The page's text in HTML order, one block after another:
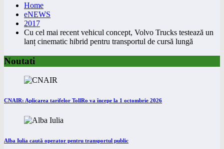
Home
eNEWS
2017
Cu cel mai recent vehicul concept, Volvo Trucks testează un
lanț cinematic hibrid pentru transportul de cursă lungă
Noutati
CNAIR: Aplicarea tarifelor TollRo va începe la 1 octombrie 2026
Alba Iulia caută operator pentru transportul public